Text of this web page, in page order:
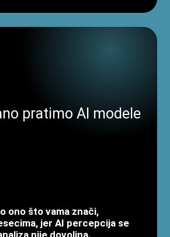
pratimo AI modele
ono što vama znači,
jer AI percepcija se